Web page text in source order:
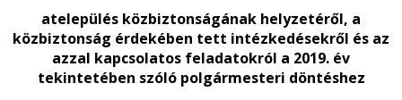
atelepülés közbiztonságának helyzetéről, a
közbiztonság érdekében tett intézkedésekről és az
azzal kapcsolatos feladatokról a 2019. év
tekintetében szóló polgármesteri döntéshez